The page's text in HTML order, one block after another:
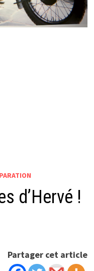
d’Hervé !
Partager cet article